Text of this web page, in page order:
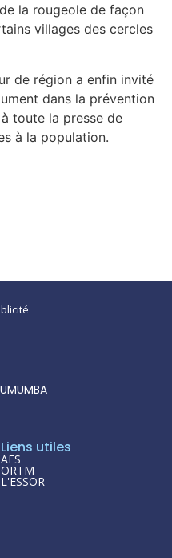
la rougeole de façon
villages des cercles
de région a enfin invité
dans la prévention
toute la presse de
à la population.
Liens utiles
AES
ORTM
L'ESSOR